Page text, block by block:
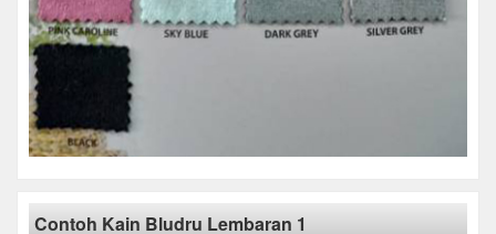
Contoh Kain Bludru Lembaran 1